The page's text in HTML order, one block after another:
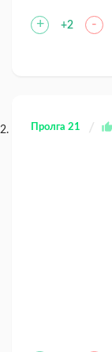
+ +2 -
Пролга 21